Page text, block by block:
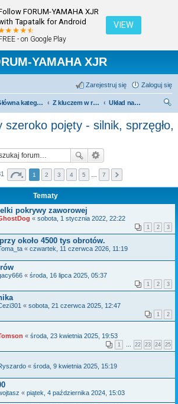
FORUM-YAMAHA XJR
Tapatalk for Android
- on Google Play
VIEW
YAMAHA XJR
Zaloguj się
Zarejestruj się
Główna kategoria forum Z kluczem w ręku.
Układ napędowy szeroko pojęty - silnik, sprzęgło, skrzynia.
kaj
szeroko pojęty - silnik, sprzęgło,
1 2 3 4 5 … 7
Tematy
pokrywy zaworowej
« sobota, 1 stycznia 2022, 22:22
1 2 3
około 4500 tys obrotów.
« czwartek, 11 czerwca 2026, 11:19
« środa, 16 lipca 2025, 05:37
1 2 3
« sobota, 21 czerwca 2025, 12:47
1 2
« środa, 23 kwietnia 2025, 19:53
1 … 22 23 24 25
« środa, 9 kwietnia 2025, 15:19
« piątek, 4 października 2024, 15:03